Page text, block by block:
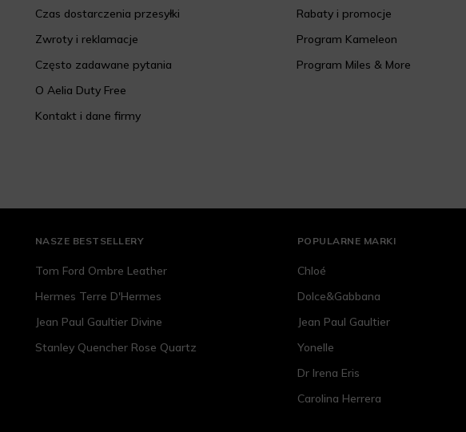
Czas dostarczenia przesyłki
Zwroty i reklamacje
Często zadawane pytania
O Aelia Duty Free
Kontakt i dane firmy
Rabaty i promocje
Program Kameleon
Program Miles & More
NASZE BESTSELLERY
Tom Ford Ombre Leather
Hermes Terre D'Hermes
Jean Paul Gaultier Divine
Stanley Quencher Rose Quartz
POPULARNE MARKI
Chloé
Dolce&Gabbana
Jean Paul Gaultier
Yonelle
Dr Irena Eris
Carolina Herrera